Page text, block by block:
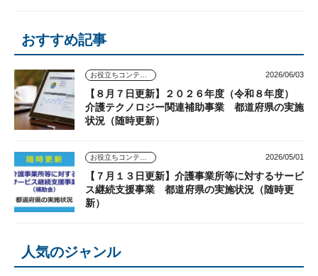
おすすめ記事
2026/06/03
【８月７日更新】２０２６年度（令和８年度）
介護テクノロジー関連補助事業 都道府県の実施
状況（随時更新）
2026/05/01
【７月１３日更新】介護事業所等に対するサービ
ス継続支援事業 都道府県の実施状況（随時更
新）
人気のジャンル